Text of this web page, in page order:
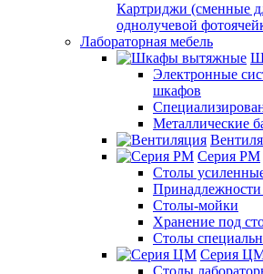
Картриджи (сменные
однолучевой
Лабораторная мебель
Электронные
шкафов
Металлические
Серия РМ
Столы
Принадлежности
Столы-мойки
Хранение под
Столы
Серия
Столы